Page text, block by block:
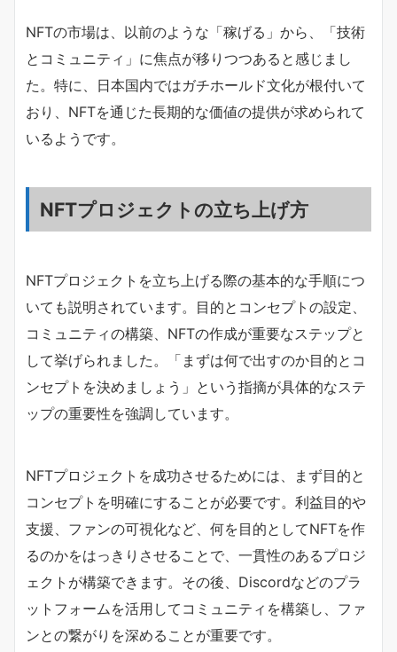
NFTの市場は、以前のような「稼げる」から、「技術
とコミュニティ」に焦点が移りつつあると感じまし
た。特に、日本国内ではガチホールド文化が根付いて
おり、NFTを通じた長期的な価値の提供が求められて
いるようです。
NFTプロジェクトの立ち上げ方
NFTプロジェクトを立ち上げる際の基本的な手順につ
いても説明されています。目的とコンセプトの設定、
コミュニティの構築、NFTの作成が重要なステップと
して挙げられました。「まずは何で出すのか目的とコ
ンセプトを決めましょう」という指摘が具体的なステ
ップの重要性を強調しています。
NFTプロジェクトを成功させるためには、まず目的と
コンセプトを明確にすることが必要です。利益目的や
支援、ファンの可視化など、何を目的としてNFTを作
るのかをはっきりさせることで、一貫性のあるプロジ
ェクトが構築できます。その後、Discordなどのプラ
ットフォームを活用してコミュニティを構築し、ファ
ンとの繋がりを深めることが重要です。